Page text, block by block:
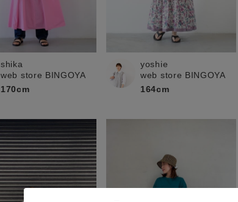
shika
web store BINGOYA
170cm
yoshie
web store BINGOYA
164cm